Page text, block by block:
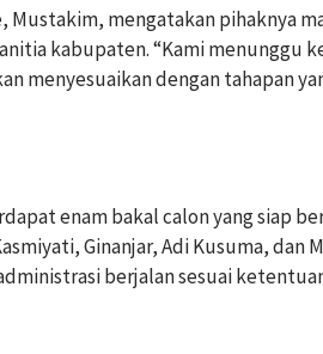
Mustakim, mengatakan pihaknya
kabupaten. “Kami menunggu
menyesuaikan dengan tahapan
enam bakal calon yang siap
Ginanjar, Adi Kusuma, dan
berjalan sesuai